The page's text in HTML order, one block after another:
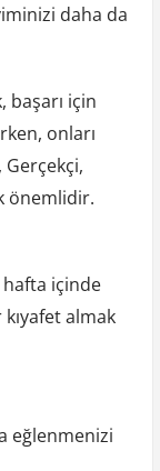
daha da
başarı için
onları
önemlidir.
hafta içinde
almak
eğlenmenizi